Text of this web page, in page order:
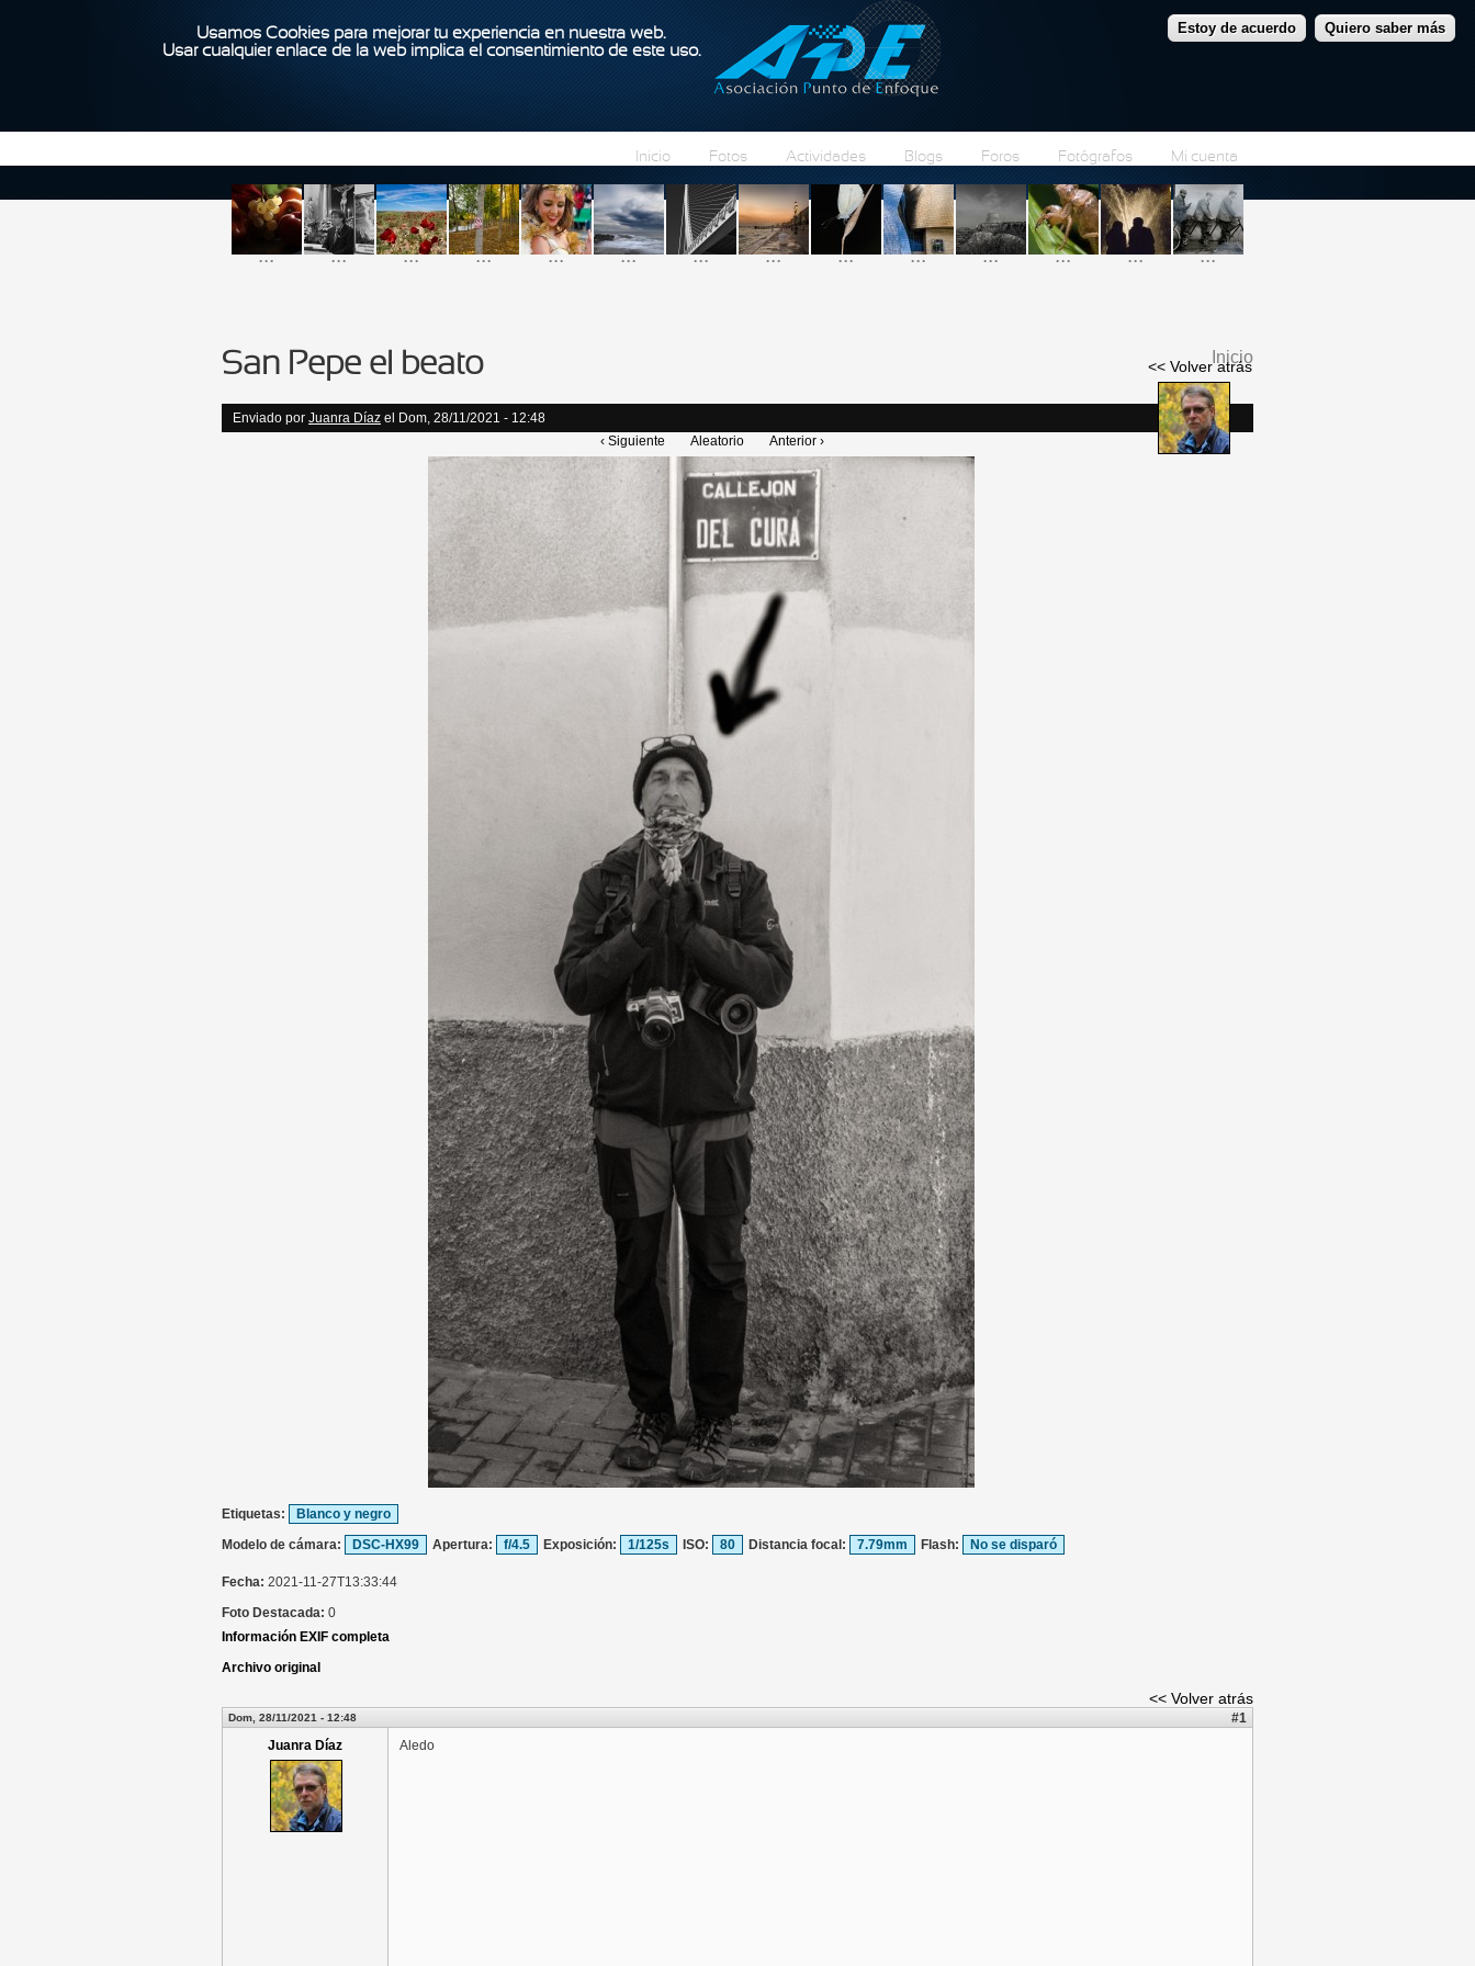
Usamos Cookies para mejorar tu experiencia en nuestra web.
Usar cualquier enlace de la web implica el consentimiento de este uso.
Estoy de acuerdo Quiero saber más
Pasar al contenido principal
Inicio Fotos Actividades Blogs Foros Fotógrafos Mi cuenta
... ... ... ... ... ... ... ... ... ... ... ... ... ...
Se encuentra usted
aquí
Inicio
San Pepe el beato << Volver atrás
Enviado por Juanra Díaz el Dom, 28/11/2021 - 12:48
‹ Siguiente
Aleatorio Anterior ›
Etiquetas:
Blanco y negro
Modelo de cámara:
DSC-HX99 Apertura: f/4.5 Exposición: 1/125s ISO: 80 Distancia focal: 7.79mm Flash: No se disparó
Fecha: 2021-11-27T13:33:44
Foto Destacada: 0
Información EXIF completa
Archivo original
<< Volver atrás
Dom, 28/11/2021 - 12:48
#1
Juanra Díaz
Aledo